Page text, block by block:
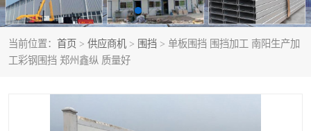
当前位置： 首页 > 供应商机 > 围挡 > 单板围挡 围挡加工 南阳生产加
工彩钢围挡 郑州鑫纵 质量好
PC多层板 PC耐力板
建筑围挡 楼层板